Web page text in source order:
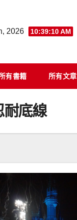
2026 10:39:11 AM
有書籍 所有文章
耐底線